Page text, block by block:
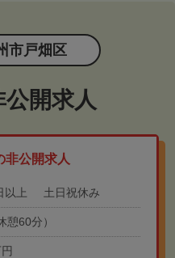
市戸畑区
開求人
非公開求人
以上 土日祝休み
60分）